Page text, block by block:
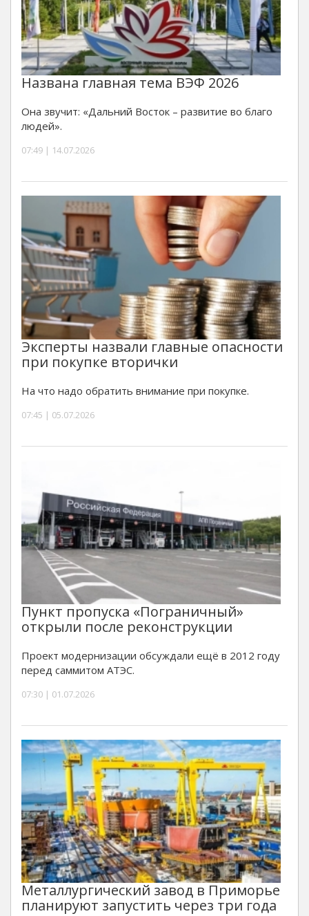
Названа главная тема ВЭФ 2026
Она звучит: «Дальний Восток – развитие во благо
людей».
07:49 | 14.07.2026
Эксперты назвали главные опасности
при покупке вторички
На что надо обратить внимание при покупке.
07:45 | 05.07.2026
Пункт пропуска «Пограничный»
открыли после реконструкции
Проект модернизации обсуждали ещё в 2012 году
перед саммитом АТЭС.
07:30 | 01.07.2026
Металлургический завод в Приморье
планируют запустить через три года